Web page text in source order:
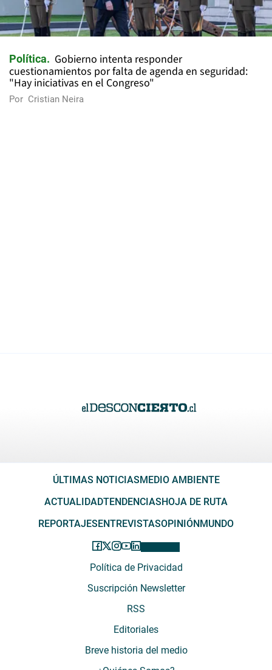
Política
Gobierno intenta responder
cuestionamientos por falta de agenda en seguridad:
"Hay iniciativas en el Congreso"
Por Cristian Neira
ÚLTIMAS NOTICIAS MEDIO AMBIENTE
ACTUALIDADTENDENCIAS HOJA DE RUTA
REPORTAJES ENTREVISTASOPINIÓN MUNDO
Política de Privacidad
Suscripción Newsletter
RSS
Editoriales
Breve historia del medio